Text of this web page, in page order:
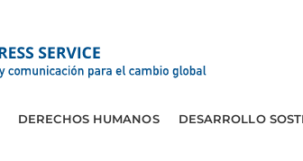
DERECHOS HUMANOS DESARROLLO